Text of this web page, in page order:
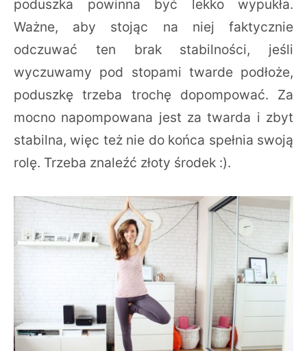
poduszka powinna być lekko wypukła.
Ważne, aby stojąc na niej faktycznie
odczuwać ten brak stabilności, jeśli
wyczuwamy pod stopami twarde podłoże,
poduszkę trzeba trochę dopompować. Za
mocno napompowana jest za twarda i zbyt
stabilna, więc też nie do końca spełnia swoją
rolę. Trzeba znaleźć złoty środek :).